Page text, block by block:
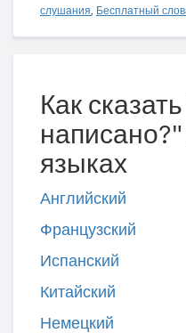
слушания, Бесплатный
Как
языках
Английский
Французский
Испанский
Китайский
Немецкий